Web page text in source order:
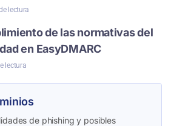
lectura
de las normativas del
en EasyDMARC
lectura
de phishing y posibles